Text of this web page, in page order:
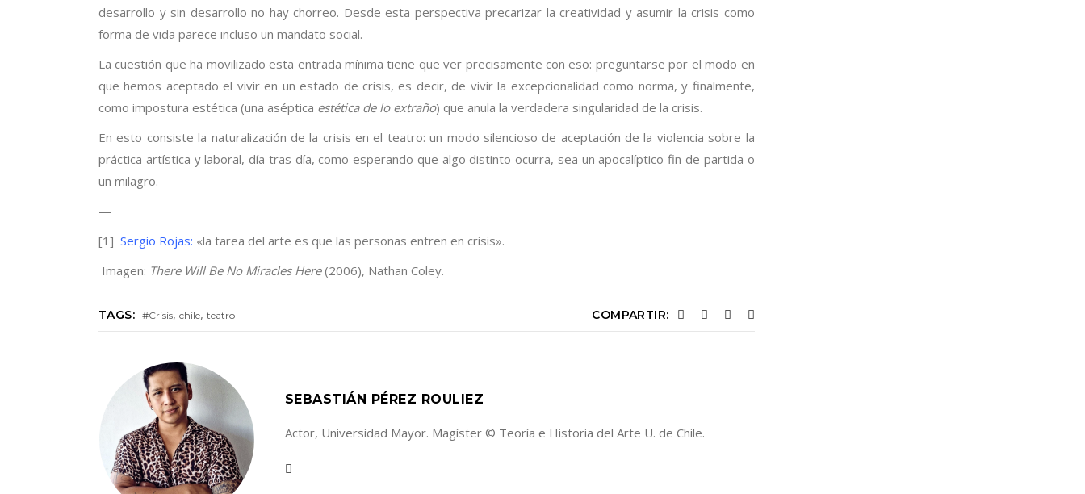
desarrollo y sin desarrollo no hay chorreo. Desde esta perspectiva precarizar la creatividad y asumir la crisis como
forma de vida parece incluso un mandato social.
La cuestión que ha movilizado esta entrada mínima tiene que ver precisamente con eso: preguntarse por el modo en
que hemos aceptado el vivir en un estado de crisis, es decir, de vivir la excepcionalidad como norma, y finalmente,
como impostura estética (una aséptica estética de lo extraño) que anula la verdadera singularidad de la crisis.
En esto consiste la naturalización de la crisis en el teatro: un modo silencioso de aceptación de la violencia sobre la
práctica artística y laboral, día tras día, como esperando que algo distinto ocurra, sea un apocalíptico fin de partida o
un milagro.
—
[1] Sergio Rojas: «la tarea del arte es que las personas entren en crisis».
Imagen: There Will Be No Miracles Here(2006), Nathan Coley.
TAGS: #Crisis,chile,teatro COMPARTIR:
SEBASTIÁN PÉREZ ROULIEZ
Actor, Universidad Mayor. Magíster © Teoría e Historia del Arte U. de Chile.